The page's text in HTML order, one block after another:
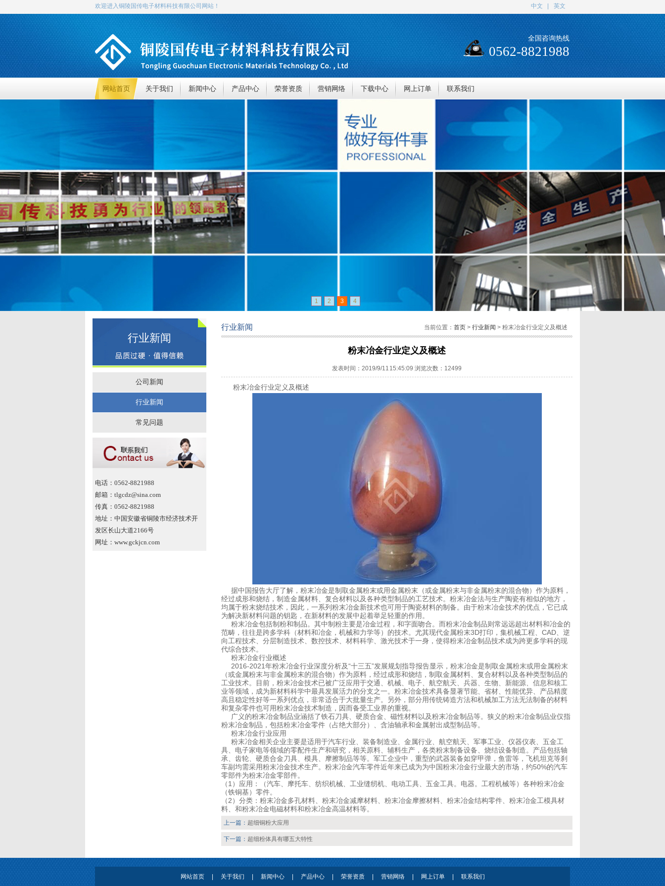
中文 英文
欢迎进入铜陵国传电子材料科技有限公司网站！
全国咨询热线
0562-8821988
网站首页 关于我们 新闻中心 产品中心 荣誉资质 营销网络 下载中心 网上订单 联系我们
1 2 3 4
行业新闻
公司新闻
行业新闻
常见问题
电话：0562-8821988
邮箱：tlgcdz@sina.com
传真：0562-8821988
地址：中国安徽省铜陵市经济技术开
发区长山大道2166号
网址：www.gckjcn.com
行业新闻 当前位置： 首页 > 行业新闻 > 粉末冶金行业定义及概述
粉末冶金行业定义及概述
发表时间：2019/9/11 15:45:09 浏览次数：12499
粉末冶金行业定义及概述
据中国报告大厅了解，粉末冶金是制取金属粉末或用金属粉末（或金属粉末与非金属粉末的混合物）作为原料，
经过成形和烧结，制造金属材料、复合材料以及各种类型制品的工艺技术。粉末冶金法与生产陶瓷有相似的地方，
均属于粉末烧结技术，因此，一系列粉末冶金新技术也可用于陶瓷材料的制备。由于粉末冶金技术的优点，它已成
为解决新材料问题的钥匙，在新材料的发展中起着举足轻重的作用。
粉末冶金包括制粉和制品。其中制粉主要是冶金过程，和字面吻合。而粉末冶金制品则常远远超出材料和冶金的
范畴，往往是跨多学科（材料和冶金，机械和力学等）的技术。尤其现代金属粉末3D打印，集机械工程、CAD、逆
向工程技术、分层制造技术、数控技术、材料科学、激光技术于一身，使得粉末冶金制品技术成为跨更多学科的现
代综合技术。
粉末冶金行业概述
2016-2021年粉末冶金行业深度分析及“十三五”发展规划指导报告显示，粉末冶金是制取金属粉末或用金属粉末
（或金属粉末与非金属粉末的混合物）作为原料，经过成形和烧结，制取金属材料、复合材料以及各种类型制品的
工业技术。目前，粉末冶金技术已被广泛应用于交通、机械、电子、航空航天、兵器、生物、新能源、信息和核工
业等领域，成为新材料科学中最具发展活力的分支之一。粉末冶金技术具备显著节能、省材、性能优异、产品精度
高且稳定性好等一系列优点，非常适合于大批量生产。另外，部分用传统铸造方法和机械加工方法无法制备的材料
和复杂零件也可用粉末冶金技术制造，因而备受工业界的重视。
广义的粉末冶金制品业涵括了铁石刀具、硬质合金、磁性材料以及粉末冶金制品等。狭义的粉末冶金制品业仅指
粉末冶金制品，包括粉末冶金零件（占绝大部分）、含油轴承和金属射出成型制品等。
粉末冶金行业应用
粉末冶金相关企业主要是适用于汽车行业、装备制造业、金属行业、航空航天、军事工业、仪器仪表、五金工
具、电子家电等领域的零配件生产和研究，相关原料、辅料生产，各类粉末制备设备、烧结设备制造。产品包括轴
承、齿轮、硬质合金刀具、模具、摩擦制品等等。军工企业中，重型的武器装备如穿甲弹，鱼雷等，飞机坦克等刹
车副均需采用粉末冶金技术生产。粉末冶金汽车零件近年来已成为为中国粉末冶金行业最大的市场，约50%的汽车
零部件为粉末冶金零部件。
（1）应用：（汽车、摩托车、纺织机械、工业缝纫机、电动工具、五金工具。电器。工程机械等）各种粉末冶金
（铁铜基）零件。
（2）分类：粉末冶金多孔材料、粉末冶金减摩材料、粉末冶金摩擦材料、粉末冶金结构零件、粉末冶金工模具材
料、和粉末冶金电磁材料和粉末冶金高温材料等。
上一篇： 超细铜粉大应用
下一篇： 超细粉体具有哪五大特性
网站首页 关于我们 新闻中心 产品中心 荣誉资质 营销网络 网上订单 联系我们